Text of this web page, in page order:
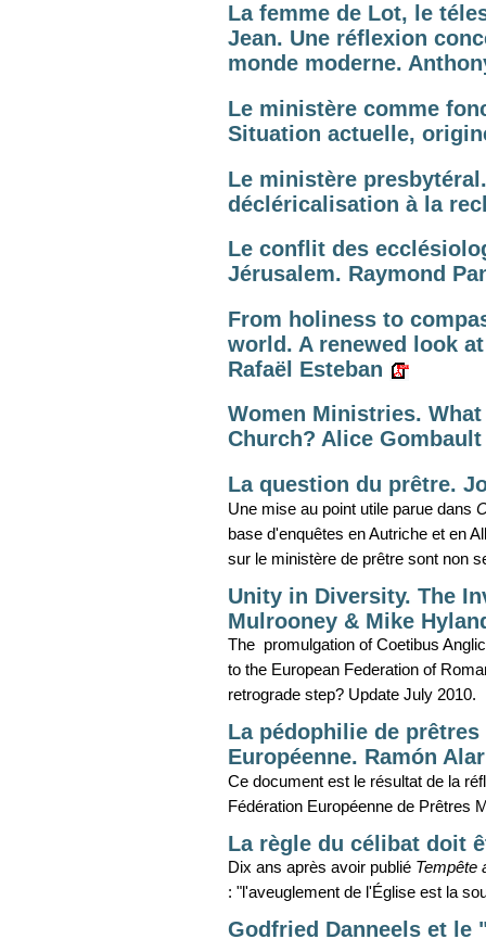
La femme de Lot, le
Jean. Une réflexion
monde moderne.
Le ministère comme
Situation actuelle,
Le ministère
décléricalisation à la
Le conflit des
Jérusalem. Raymond
From holiness to
world. A renewed look
Rafaël Esteban
Women Ministries.
Church? Alice Gombault
La question du prêtre.
Une mise au point utile parue dans
base d'enquêtes en Autriche et en
sur le ministère de prêtre sont non
Unity in Diversity. The
Mulrooney & Mike
The promulgation of Coetibus
to the European Federation of
retrograde step? Update July 2010.
La pédophilie de
Européenne. Ramón
Ce document est le résultat de la
Fédération Européenne de Prêtres
La règle du célibat doit
Dix ans après avoir publié Tempête
: "l'aveuglement de l'Église est la
Godfried Danneels et le